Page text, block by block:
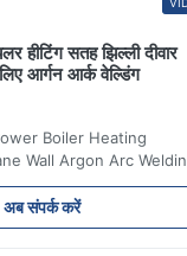
हीटिंग सतह झिल्ली दीवार
आर्गन आर्क वेल्डिंग
Boiler Heating
Wall Argon Arc
Product Introduction
with pins usually laid
wall of the furnace
अब संपर्क करें